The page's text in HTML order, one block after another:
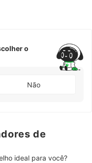
o
Não
de
ideal para você?